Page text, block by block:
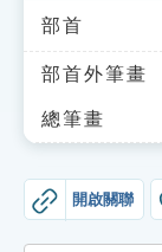
索引選單
知識索引
單字索引
遊戲專區
部首
部首外筆畫
總筆畫
開啟關聯